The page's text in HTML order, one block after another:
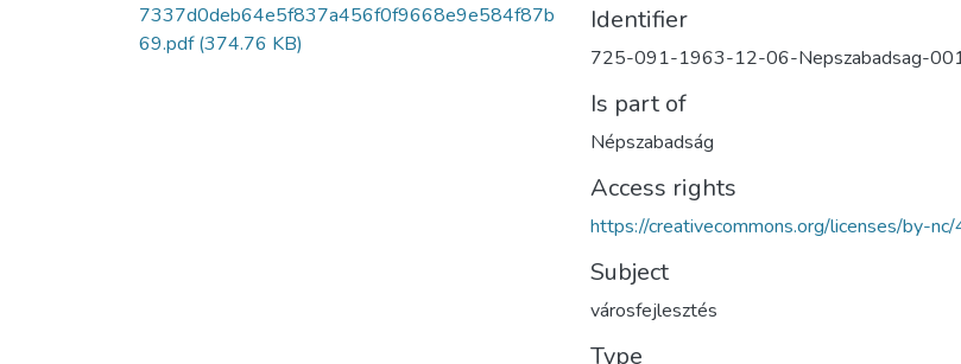
7337d0deb64e5f837a456f0f9668e9e584f87b
69.pdf(374.76 KB)
Identifier
725-091-1963-12-06-Nepszabadsag-
Is part of
Népszabadság
Access rights
https://creativecommons.org/licenses/by-
Subject
városfejlesztés
Type